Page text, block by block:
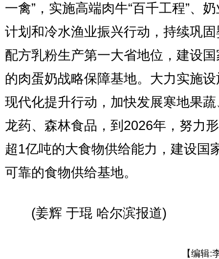
一禽”，实施高端肉牛“百千工程”、
计划和冷水渔业振兴行动，持续巩
配方乳粉生产第一大省地位，建设
的肉蛋奶战略保障基地。大力实施
现代化提升行动，加快发展寒地果
龙药、森林食品，到2026年，努力
超1亿吨的大食物供给能力，建设国
可靠的食物供给基地。
(姜辉 于琨 哈尔滨报道)
【编辑: